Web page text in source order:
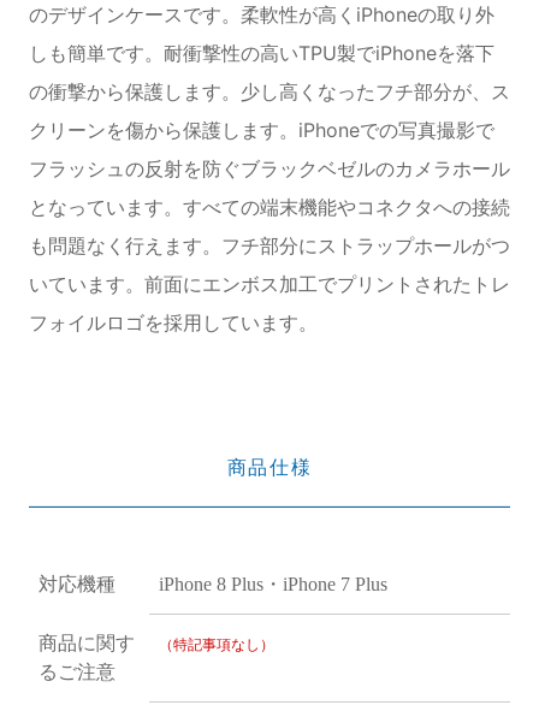
のデザインケースです。柔軟性が高くiPhoneの取り外
しも簡単です。耐衝撃性の高いTPU製でiPhoneを落下
の衝撃から保護します。少し高くなったフチ部分が、ス
クリーンを傷から保護します。iPhoneでの写真撮影で
フラッシュの反射を防ぐブラックベゼルのカメラホール
となっています。すべての端末機能やコネクタへの接続
も問題なく行えます。フチ部分にストラップホールがつ
いています。前面にエンボス加工でプリントされたトレ
フォイルロゴを採用しています。
商品仕様
対応機種 iPhone 8 Plus・iPhone 7 Plus
商品に関す
るご注意
（特記事項なし）